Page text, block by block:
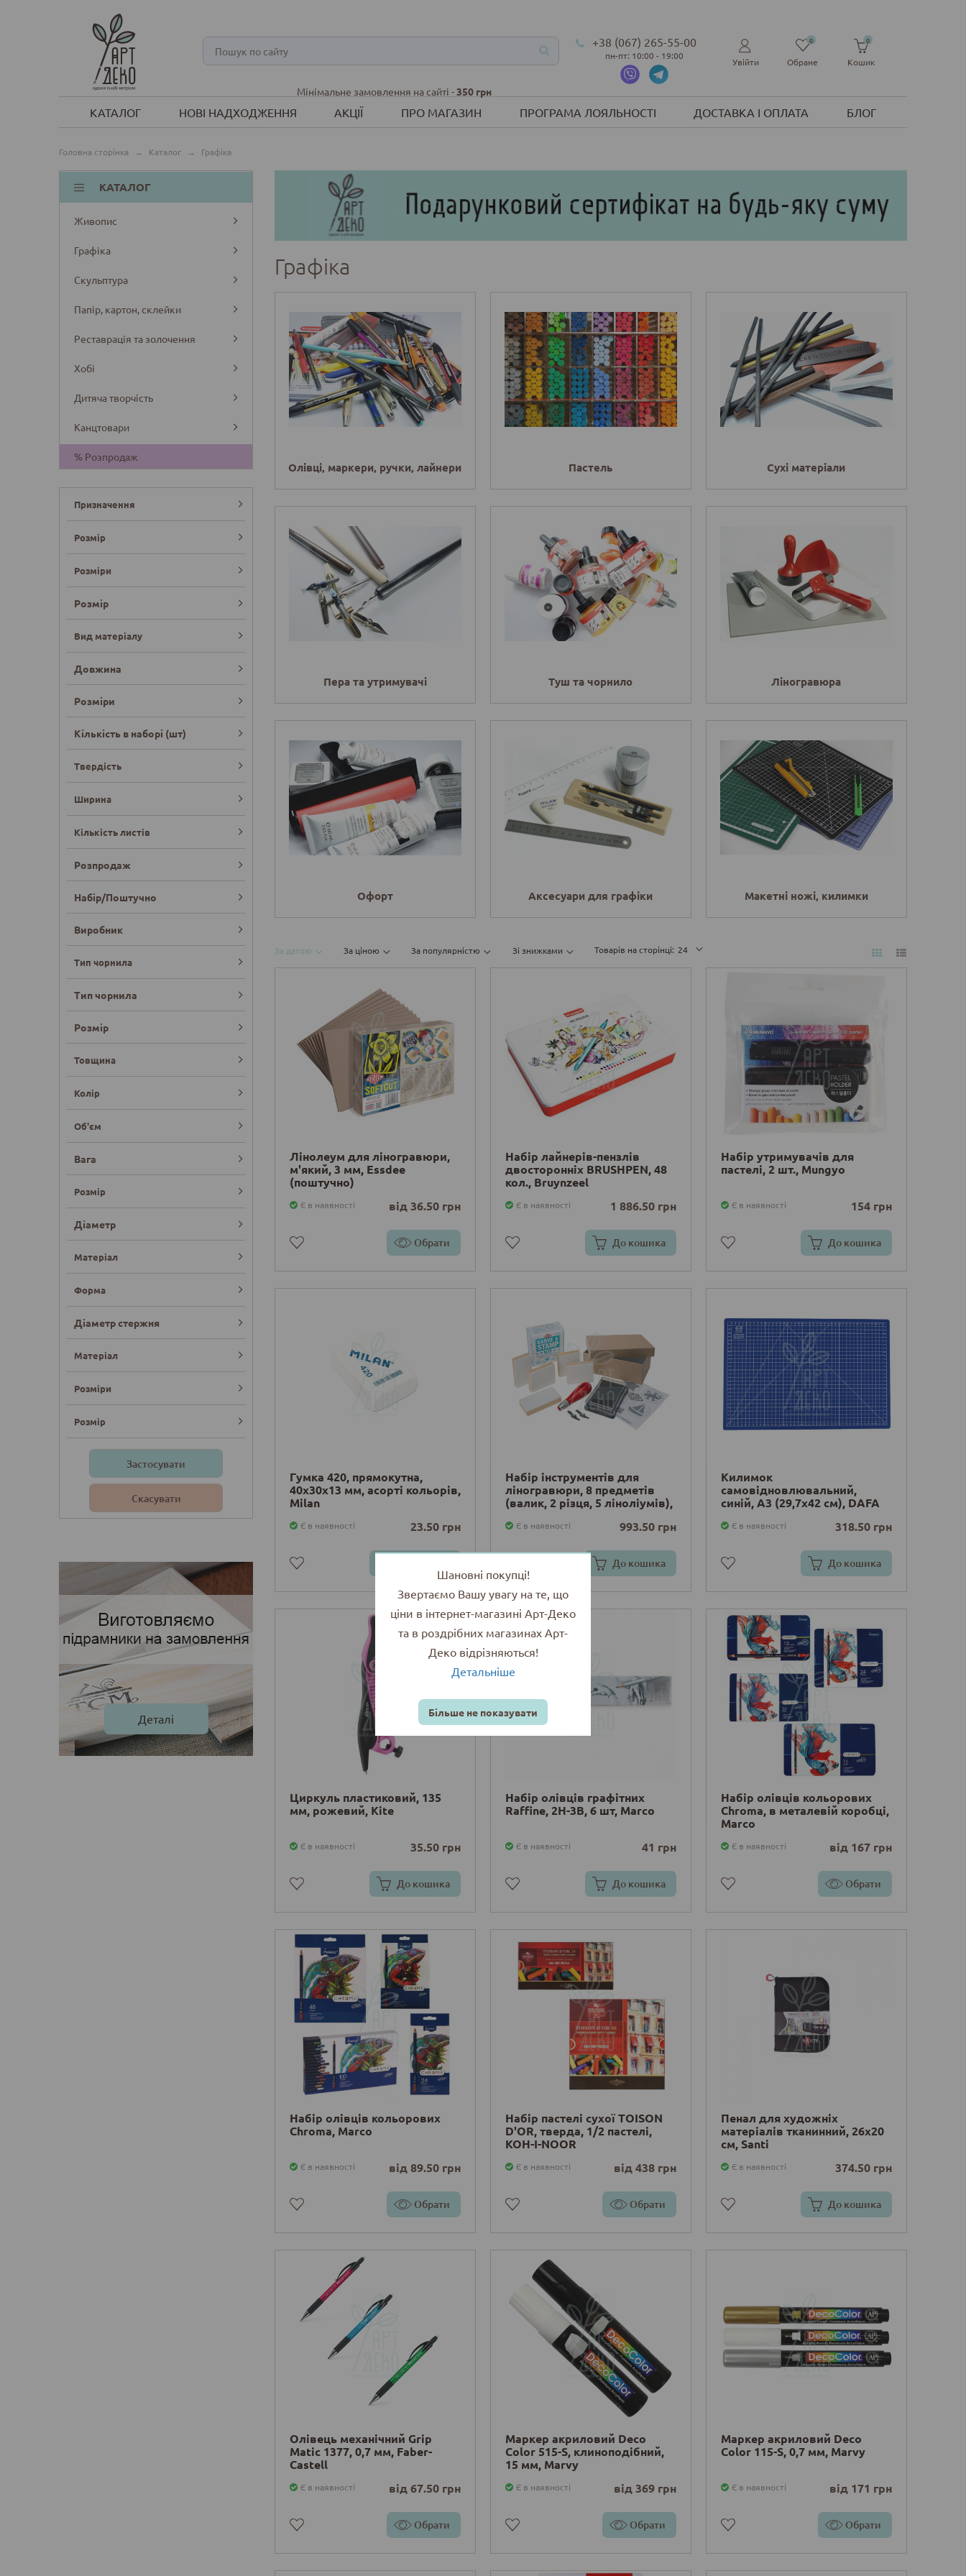
Мінімальне замовлення на сайті -350 грн
+38 (067) 265-55-00
пн-пт: 10:00 - 19:00
Увійти Обране
0
Кошик
0
КАТАЛОГ НОВІ НАДХОДЖЕННЯ АКЦІЇ ПРО МАГАЗИН ПРОГРАМА ЛОЯЛЬНОСТІ ДОСТАВКА І ОПЛАТА БЛОГ
Головна сторінка → Каталог → Графіка
КАТАЛОГ
Живопис
Графіка
Скульптура
Папір, картон, склейки
Реставрація та золочення
Хобі
Дитяча творчість
Канцтовари
% Розпродаж
Призначення
Розмір
Розміри
Розмір
Вид матеріалу
Довжина
Розміри
Кількість в наборі (шт)
Твердість
Ширина
Кількість листів
Розпродаж
Набір/Поштучно
Виробник
Тип чорнила
Тип чорнила
Розмір
Товщина
Колір
Об'єм
Вага
Розмір
Діаметр
Матеріал
Форма
Діаметр стержня
Матеріал
Розміри
Розмір
Деталі
Деталі
Графіка
Олівці, маркери, ручки, лайнери Пастель Сухі матеріали
Пера та утримувачі Туш та чорнило Ліногравюра
Офорт Аксесуари для графіки Макетні ножі, килимки
За датою За ціною За популярністю Зі знижками Товарів на сторінці: 24
Лінолеум для ліногравюри,
м'який, 3 мм, Essdee
(поштучно)
Є в наявності від 36.50 грн
Обрати
Набір лайнерів-пензлів
двосторонніх BRUSHPEN, 48
кол., Bruynzeel
Є в наявності 1 886.50 грн
До кошика
Набір утримувачів для
пастелі, 2 шт., Mungyo
Є в наявності 154 грн
До кошика
Гумка 420, прямокутна,
40x30x13 мм, асорті кольорів,
Milan
Є в наявності 23.50 грн
Набір інструментів для
ліногравюри, 8 предметів
(валик, 2 різця, 5 ліноліумів),
Є в наявності 993.50 грн
До кошика
Килимок
самовідновлювальний,
синій, А3 (29,7х42 см), DAFA
Є в наявності 318.50 грн
До кошика
Циркуль пластиковий, 135
мм, рожевий, Kite
Є в наявності 35.50 грн
До кошика
Набір олівців графітних
Raffine, 2Н-3В, 6 шт, Marco
Є в наявності 41 грн
До кошика
Набір олівців кольорових
Chroma, в металевій коробці,
Marco
Є в наявності від 167 грн
Обрати
Набір олівців кольорових
Chroma, Marco
Є в наявності від 89.50 грн
Обрати
Набір пастелі сухої TOISON
D'OR, тверда, 1/2 пастелі,
KOH-I-NOOR
Є в наявності від 438 грн
Обрати
Пенал для художніх
матеріалів тканинний, 26x20
cм, Santi
Є в наявності 374.50 грн
До кошика
Олівець механічний Grip
Matic 1377, 0,7 мм, Faber-
Castell
Є в наявності від 67.50 грн
Обрати
Маркер акриловий Deco
Color 515-S, клиноподібний,
15 мм, Marvy
Є в наявності від 369 грн
Обрати
Маркер акриловий Deco
Color 115-S, 0,7 мм, Marvy
Є в наявності від 171 грн
Обрати
Шановні покупці!
Звертаємо Вашу увагу на те, що
ціни в інтернет-магазині Арт-Деко
та в роздрібних магазинах Арт-
Деко відрізняються!
Детальніше
Більше не показувати